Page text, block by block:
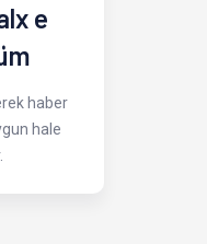
e
haber
hale